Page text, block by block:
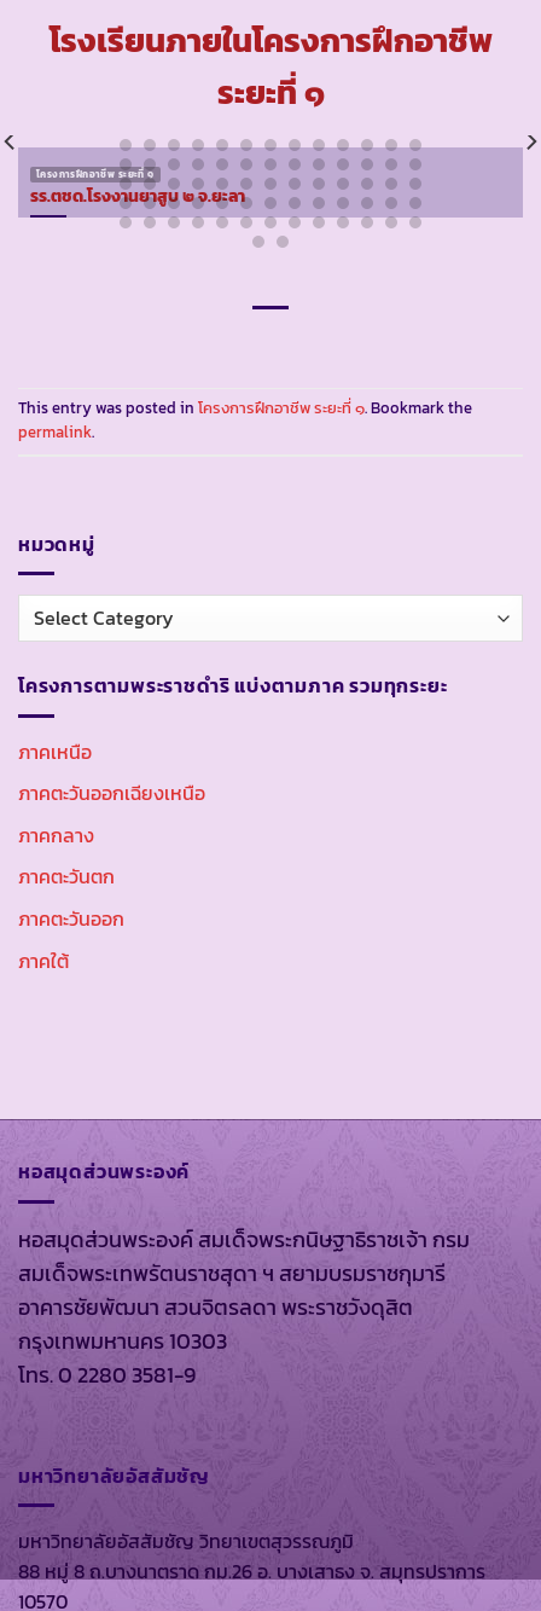
โรงเรียนภายในโครงการฝึกอาชีพ
ระยะที่ ๑
โครงการฝึกอาชีพ ระยะที่ ๑
รร.ตชด.โรงงานยาสูบ ๒ จ.ยะลา
This entry was posted in โครงการฝึกอาชีพ ระยะที่ ๑. Bookmark the
permalink.
หมวดหมู่
หมวด
หมู่
โครงการตามพระราชดำริ แบ่งตามภาค รวมทุกระยะ
ภาคเหนือ
ภาคตะวันออกเฉียงเหนือ
ภาคกลาง
ภาคตะวันตก
ภาคตะวันออก
ภาคใต้
หอสมุดส่วนพระองค์
หอสมุดส่วนพระองค์ สมเด็จพระกนิษฐาธิราชเจ้า กรม
สมเด็จพระเทพรัตนราชสุดา ฯ สยามบรมราชกุมารี
อาคารชัยพัฒนา สวนจิตรลดา พระราชวังดุสิต
กรุงเทพมหานคร 10303
โทร. 0 2280 3581-9
มหาวิทยาลัยอัสสัมชัญ
มหาวิทยาลัยอัสสัมชัญ วิทยาเขตสุวรรณภูมิ
88 หมู่ 8 ถ.บางนาตราด กม.26 อ. บางเสาธง จ. สมุทรปราการ
10570